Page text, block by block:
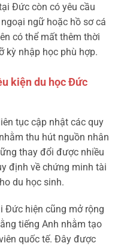
Đức còn có yêu cầu
ngữ hoặc hồ sơ cá
có thể mất thêm thời
kỳ nhập học phù hợp.
kiện du học Đức
tục cập nhật các quy
thu hút nguồn nhân
thay đổi được nhiều
định về chứng minh tài
du học sinh.
Đức hiện cũng mở rộng
tiếng Anh nhằm tạo
quốc tế. Đây được